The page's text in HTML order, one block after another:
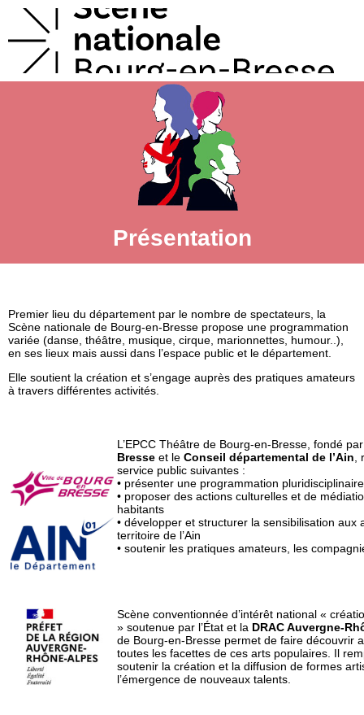
Présentation
Premier lieu du département par le nombre de spectateurs, la
Scène nationale de Bourg-en-Bresse propose une programmation
variée (danse, théâtre, musique, cirque, marionnettes, humour..),
en ses lieux mais aussi dans l’espace public et le département.
Elle soutient la création et s’engage auprès des pratiques amateurs
à travers différentes activités.
L’EPCC Théâtre de Bourg-en-Bresse, fondé
Bresse et le Conseil départemental de l’Ain
service public suivantes :
• présenter une programmation pluridisciplinaire
• proposer des actions culturelles et de
habitants
• développer et structurer la sensibilisation aux
territoire de l’Ain
• soutenir les pratiques amateurs, les
Scène conventionnée d’intérêt national «
» soutenue par l’État et la DRAC Auvergne-
de Bourg-en-Bresse permet de faire découvrir
toutes les facettes de ces arts populaires. Il
soutenir la création et la diffusion de formes
l’émergence de nouveaux talents.